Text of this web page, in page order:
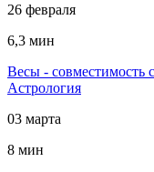
26 февраля
6,3 мин
Весы - совместимость
Астрология
03 марта
8 мин